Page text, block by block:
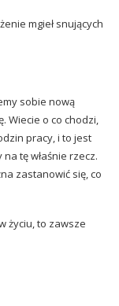
mgieł snujących
sobie nową
Wiecie o co chodzi,
pracy, i to jest
tę właśnie rzecz.
zastanowić się, co
życiu, to zawsze